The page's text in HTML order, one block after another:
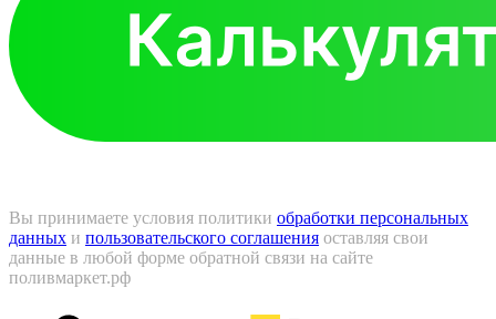
Вы принимаете условия политики обработки персональных
данных и пользовательского соглашения оставляя свои
данные в любой форме обратной связи на сайте
поливмаркет.рф